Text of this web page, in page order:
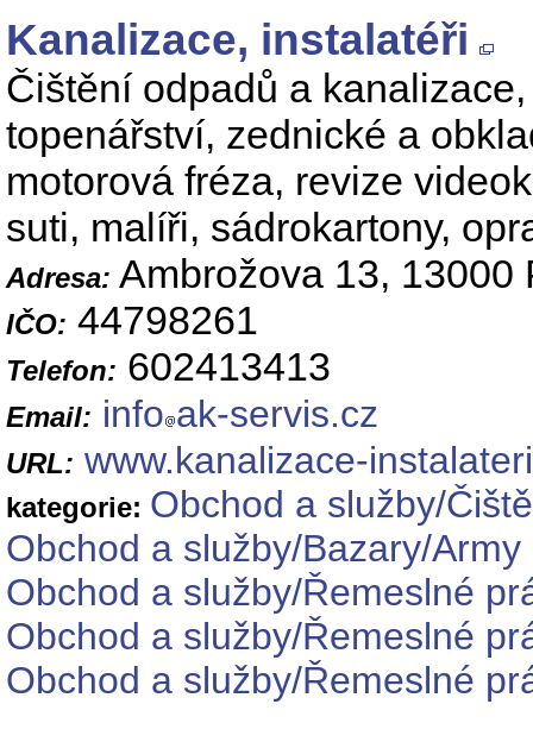
Kanalizace, instalatéři
Čištění odpadů a
topenářství, zednické a
motorová fréza, revize
suti, malíři, sádrokartony,
Adresa: Ambrožova 13, 13000
IČO: 44798261
Telefon: 602413413
Email: info ak-servis.cz
URL: www.kanalizace-
kategorie: Obchod a služby/
Obchod a služby/Bazary/Army
Obchod a služby/Řemeslné
Obchod a služby/Řemeslné
Obchod a služby/Řemeslné